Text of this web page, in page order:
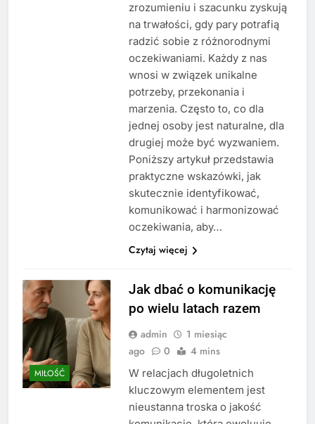
zrozumieniu i szacunku zyskują
na trwałości, gdy pary potrafią
radzić sobie z różnorodnymi
oczekiwaniami. Każdy z nas
wnosi w związek unikalne
potrzeby, przekonania i
marzenia. Często to, co dla
jednej osoby jest naturalne, dla
drugiej może być wyzwaniem.
Poniższy artykuł przedstawia
praktyczne wskazówki, jak
skutecznie identyfikować,
komunikować i harmonizować
oczekiwania, aby…
Czytaj więcej
MIŁOŚĆ
Jak dbać o komunikację
po wielu latach razem
admin
1 miesiąc
ago
0 4 mins
W relacjach długoletnich
kluczowym elementem jest
nieustanna troska o jakość